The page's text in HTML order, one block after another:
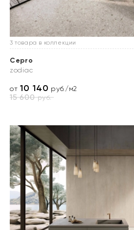
3 товара в коллекции
Cepro
zodiac
от10 140 руб./м2
15 600руб.